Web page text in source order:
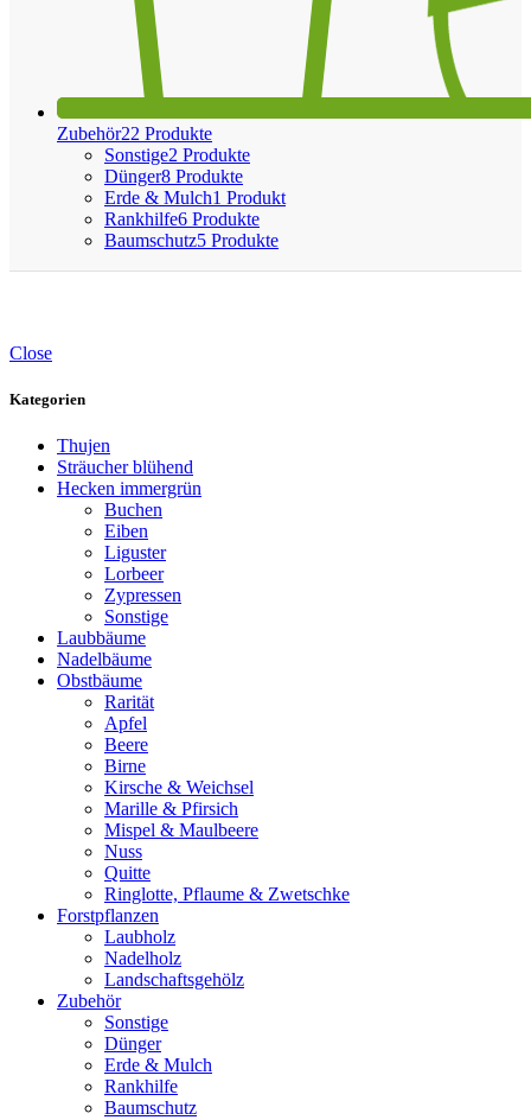
Zubehör22 Produkte
Sonstige2 Produkte
Dünger8 Produkte
Erde & Mulch1 Produkt
Rankhilfe6 Produkte
Baumschutz5 Produkte
Close
Kategorien
Thujen
Sträucher blühend
Hecken immergrün
Buchen
Eiben
Liguster
Lorbeer
Zypressen
Sonstige
Laubbäume
Nadelbäume
Obstbäume
Rarität
Apfel
Beere
Birne
Kirsche & Weichsel
Marille & Pfirsich
Mispel & Maulbeere
Nuss
Quitte
Ringlotte, Pflaume & Zwetschke
Forstpflanzen
Laubholz
Nadelholz
Landschaftsgehölz
Zubehör
Sonstige
Dünger
Erde & Mulch
Rankhilfe
Baumschutz